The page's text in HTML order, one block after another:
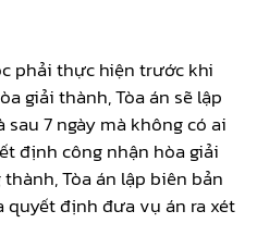
phải thực hiện trước khi
giải thành, Tòa án sẽ lập
7 ngày mà không có ai
định công nhận hòa giải
Tòa án lập biên bản
quyết định đưa vụ án ra xét